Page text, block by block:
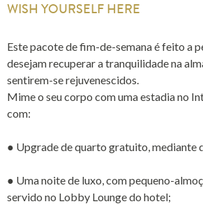
WISH YOURSELF HERE
Este pacote de fim-de-semana é feito a
desejam recuperar a tranquilidade na
sentirem-se rejuvenescidos.
Mime o seu corpo com uma estadia no
com:
● Upgrade de quarto gratuito, mediante
● Uma noite de luxo, com pequeno-
servido no Lobby Lounge do hotel;